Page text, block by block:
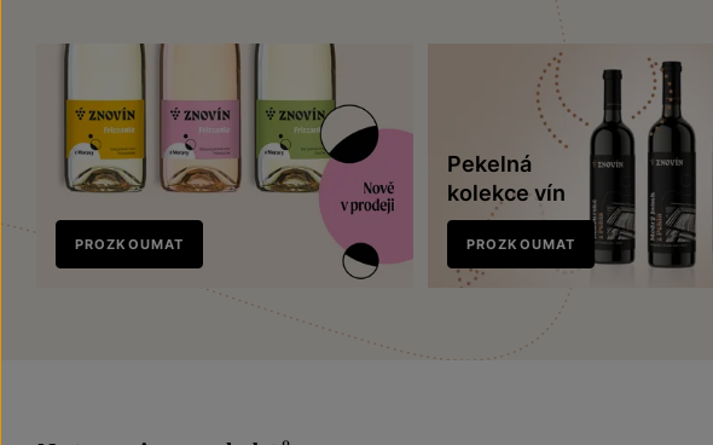
Nově
v prodeji
PROZKOUMAT
Pekelná
kolekce vín
PROZKOUMAT